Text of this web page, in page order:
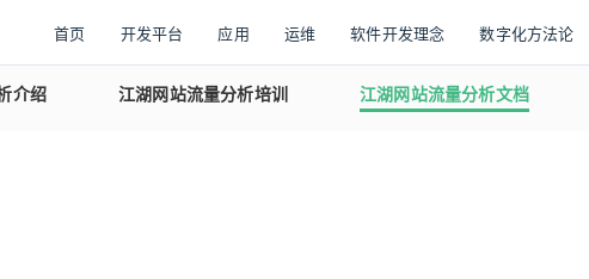
首页 开发平台 应用 运维 软件开发理念 数字化方法论
介绍 江湖网站流量分析培训 江湖网站流量分析文档